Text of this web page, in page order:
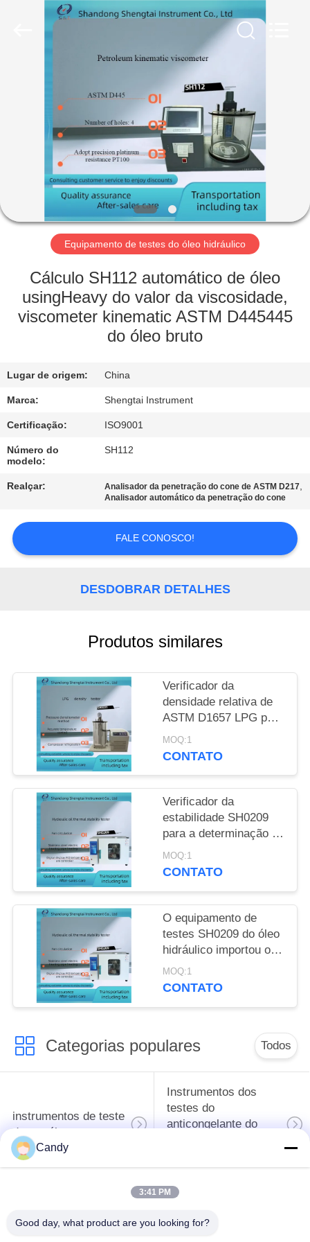
PRODUTOS
SOBRE
EXCURSÃO
FÁBRICA
CONTROLE
CONTACTE-
NOS
PEÇA
UMAS
CITAÇÕES
MAPA
POLICY
Equipamento de testes do óleo hidráulico
Cálculo SH112 automático de óleo
usingHeavy do valor da viscosidade,
viscometer kinematic ASTM D445445
do óleo bruto
Lugar de origem: China
Marca: Shengtai Instrument
Certificação: ISO9001
Número do
modelo:
SH112
Realçar: Analisador da penetração do cone de ASTM D217,
Analisador automático da penetração do cone
FALE CONOSCO!
DESDOBRAR DETALHES
Produtos similares
Verificador da
densidade relativa de
ASTM D1657 LPG pela
refrigeração do
compressor do
MOQ:1
CONTATO
Verificador da
estabilidade SH0209
para a determinação do
tipo e da formação de
óleo mineral
MOQ:1
CONTATO
O equipamento de
testes SH0209 do óleo
hidráulico importou o
controlador de
temperatura do PID da
MOQ:1
CONTATO
Categorias populares Todos
instrumentos de teste
do petróleo
Instrumentos dos
testes do
anticongelante do
combustível diesel
Equipamento de
transformador
Candy
3:41 PM
Good day, what product are you looking for?